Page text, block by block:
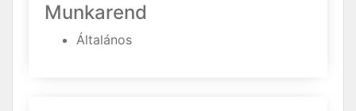
Munkarend
Általános